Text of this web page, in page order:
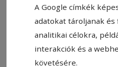
A Google címkék
adatokat tároljanak és
analitikai célokra,
interakciók és a
követésére.